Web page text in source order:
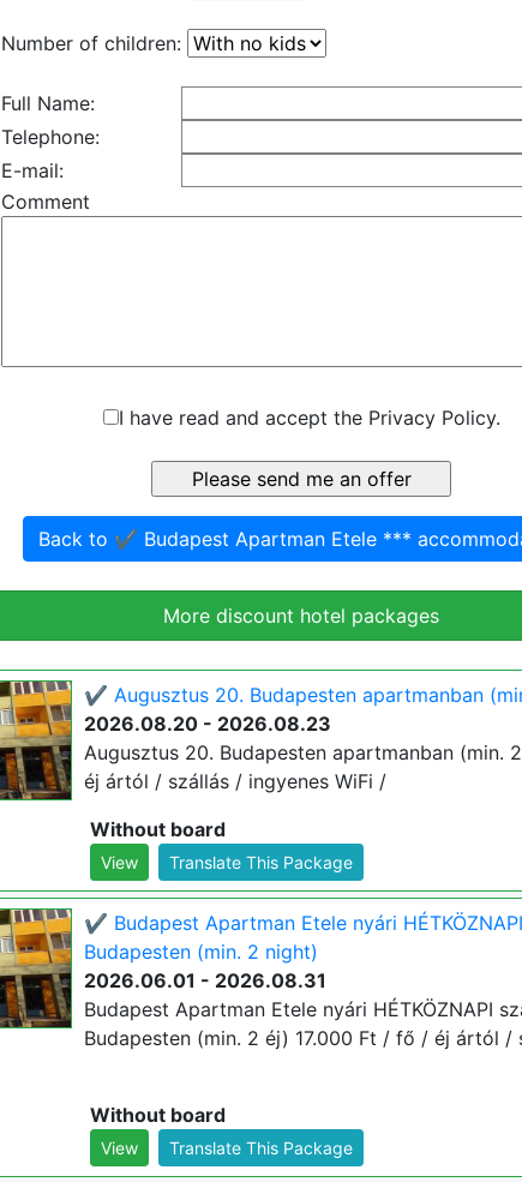
Number of children:
Full Name:
Telephone:
E-mail:
Comment
I have read and accept the Privacy Policy.
Back to ✔️ Budapest Apartman Etele ***
More discount hotel packages
✔️ Augusztus 20. Budapesten apartmanban
2026.08.20 - 2026.08.23
Augusztus 20. Budapesten apartmanban (min.
éj ártól / szállás / ingyenes WiFi /
Without board
View Translate This Package
✔️ Budapest Apartman Etele nyári
Budapesten (min. 2 night)
2026.06.01 - 2026.08.31
Budapest Apartman Etele nyári HÉTKÖZNAPI
Budapesten (min. 2 éj) 17.000 Ft / fő / éj ártól /
Without board
View Translate This Package